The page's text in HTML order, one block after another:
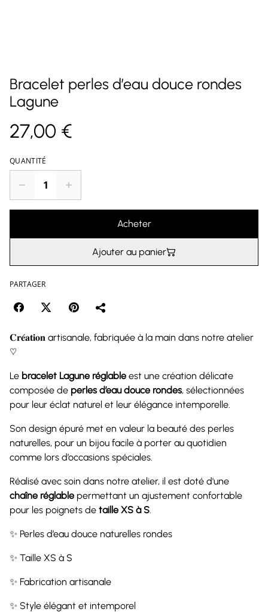
Bracelet perles d’eau douce rondes
Lagune
27,00 €
QUANTITÉ
Acheter
Ajouter au panier
PARTAGER
𝐂𝐫𝐞́𝐚𝐭𝐢𝐨𝐧 artisanale, fabriquée à la main dans notre atelier
♡
Le bracelet Lagune réglable est une création délicate
composée de perles d’eau douce rondes, sélectionnées
pour leur éclat naturel et leur élégance intemporelle.
Son design épuré met en valeur la beauté des perles
naturelles, pour un bijou facile à porter au quotidien
comme lors d’occasions spéciales.
Réalisé avec soin dans notre atelier, il est doté d'une
chaîne réglable permettant un ajustement confortable
pour les poignets de taille XS à S.
✨ Perles d’eau douce naturelles rondes
✨ Taille XS à S
✨ Fabrication artisanale
✨ Style élégant et intemporel